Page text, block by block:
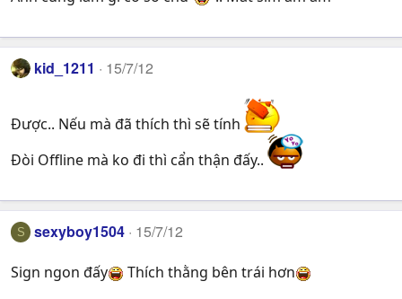
kid_1211 15/7/12
Được.. Nếu mà đã thích thì sẽ tính
Đòi Offline mà ko đi thì cẩn thận đấy..
S sexyboy1504 15/7/12
Sign ngon đấy Thích thằng bên trái hơn